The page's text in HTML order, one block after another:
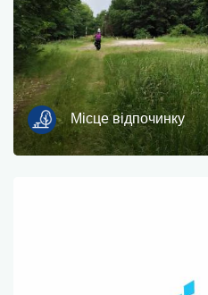
Місце відпочинку